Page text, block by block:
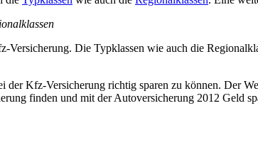
Versicherung. Die Typklassen wie auch die
Kfz-Versicherung richtig sparen zu können. Der
finden und mit der Autoversicherung 2012 Geld